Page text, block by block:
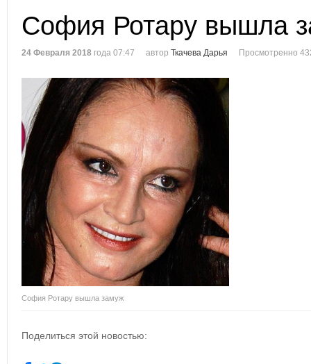
София Ротару вышла
24 Февраля 2018 года 07:47 автор Ткачева Дарья Просмотренно
София Ротару вышла замуж
Поделиться этой новостью: